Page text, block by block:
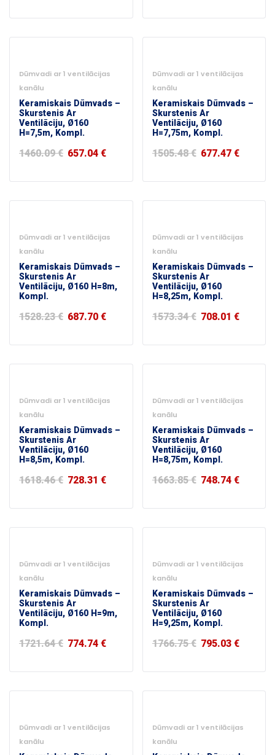
Dūmvadi ar 1 ventilācijas
kanālu
Keramiskais Dūmvads –
Skurstenis Ar
Ventilāciju, Ø160
H=7,5m, Kompl.
1460.09€ 657.04€
Dūmvadi ar 1 ventilācijas
kanālu
Keramiskais Dūmvads –
Skurstenis Ar
Ventilāciju, Ø160
H=7,75m, Kompl.
1505.48€ 677.47€
Dūmvadi ar 1 ventilācijas
kanālu
Keramiskais Dūmvads –
Skurstenis Ar
Ventilāciju, Ø160 H=8m,
Kompl.
1528.23€ 687.70€
Dūmvadi ar 1 ventilācijas
kanālu
Keramiskais Dūmvads –
Skurstenis Ar
Ventilāciju, Ø160
H=8,25m, Kompl.
1573.34€ 708.01 €
Dūmvadi ar 1 ventilācijas
kanālu
Keramiskais Dūmvads –
Skurstenis Ar
Ventilāciju, Ø160
H=8,5m, Kompl.
1618.46€ 728.31 €
Dūmvadi ar 1 ventilācijas
kanālu
Keramiskais Dūmvads –
Skurstenis Ar
Ventilāciju, Ø160
H=8,75m, Kompl.
1663.85€ 748.74€
Dūmvadi ar 1 ventilācijas
kanālu
Keramiskais Dūmvads –
Skurstenis Ar
Ventilāciju, Ø160 H=9m,
Kompl.
1721.64€ 774.74€
Dūmvadi ar 1 ventilācijas
kanālu
Keramiskais Dūmvads –
Skurstenis Ar
Ventilāciju, Ø160
H=9,25m, Kompl.
1766.75€ 795.03€
Dūmvadi ar 1 ventilācijas
kanālu
Dūmvadi ar 1 ventilācijas
kanālu